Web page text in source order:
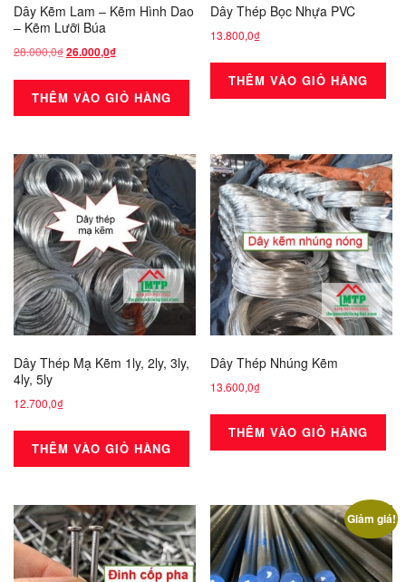
Dây Kẽm Lam – Kẽm Hình Dao
– Kẽm Lưỡi Búa
28.000,0₫Giá
là:
26.000,0₫
tại
THÊM VÀO GIỎ HÀNG
Dây Thép Bọc Nhựa PVC
13.800,0₫
THÊM VÀO GIỎ HÀNG
Dây Thép Mạ Kẽm 1ly, 2ly, 3ly,
4ly, 5ly
12.700,0₫
THÊM VÀO GIỎ HÀNG
Dây Thép Nhúng Kẽm
13.600,0₫
THÊM VÀO GIỎ HÀNG
Giảm giá!